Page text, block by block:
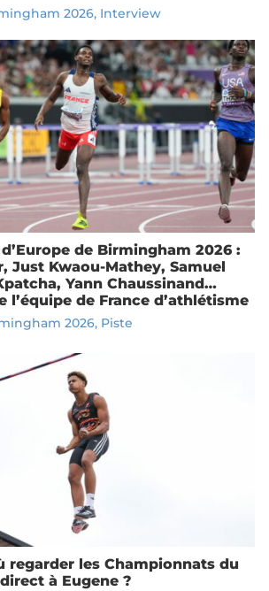
2026, Interview
de Birmingham 2026 :
Just Kwaou-Mathey, Samuel
Yann Chaussinand…
l’équipe de France d’athlétisme
2026, Piste
regarder les Championnats du
à Eugene ?